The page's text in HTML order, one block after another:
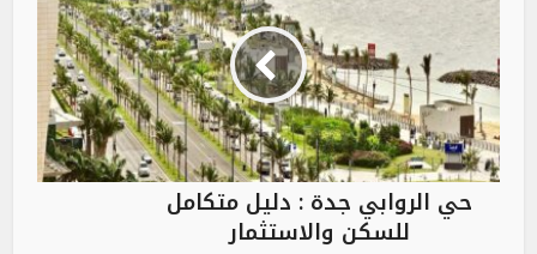
حي الروابي جدة : دليل متكامل
للسكن والاستثمار